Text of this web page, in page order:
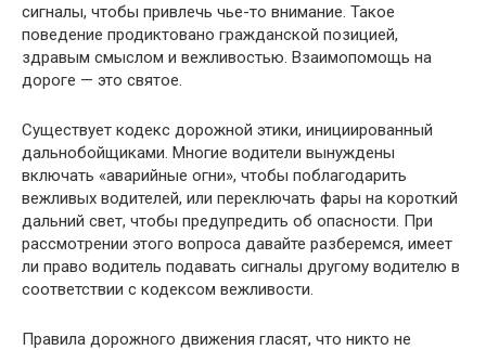
сигналы, чтобы привлечь чье-то внимание. Такое
поведение продиктовано гражданской позицией,
здравым смыслом и вежливостью. Взаимопомощь на
дороге — это святое.
Существует кодекс дорожной этики, инициированный
дальнобойщиками. Многие водители вынуждены
включать «аварийные огни», чтобы поблагодарить
вежливых водителей, или переключать фары на короткий
дальний свет, чтобы предупредить об опасности. При
рассмотрении этого вопроса давайте разберемся, имеет
ли право водитель подавать сигналы другому водителю в
соответствии с кодексом вежливости.
Правила дорожного движения гласят, что никто не